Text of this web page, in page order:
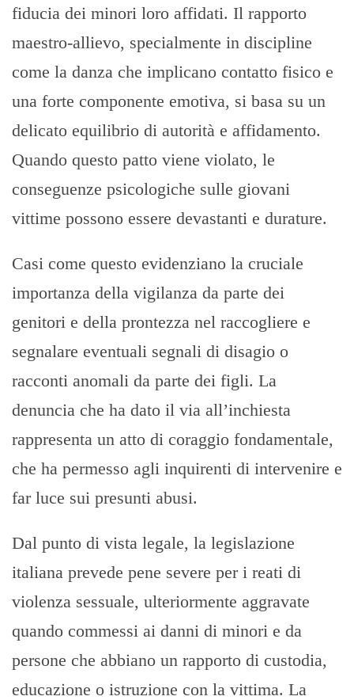
fiducia dei minori loro affidati. Il rapporto
maestro-allievo, specialmente in discipline
come la danza che implicano contatto fisico e
una forte componente emotiva, si basa su un
delicato equilibrio di autorità e affidamento.
Quando questo patto viene violato, le
conseguenze psicologiche sulle giovani
vittime possono essere devastanti e durature.
Casi come questo evidenziano la cruciale
importanza della vigilanza da parte dei
genitori e della prontezza nel raccogliere e
segnalare eventuali segnali di disagio o
racconti anomali da parte dei figli. La
denuncia che ha dato il via all’inchiesta
rappresenta un atto di coraggio fondamentale,
che ha permesso agli inquirenti di intervenire e
far luce sui presunti abusi.
Dal punto di vista legale, la legislazione
italiana prevede pene severe per i reati di
violenza sessuale, ulteriormente aggravate
quando commessi ai danni di minori e da
persone che abbiano un rapporto di custodia,
educazione o istruzione con la vittima. La